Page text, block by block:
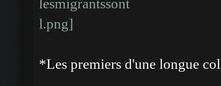
*Les premiers d'une longue